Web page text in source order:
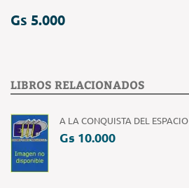
Gs 5.000
LIBROS RELACIONADOS
A LA CONQUISTA DEL ESPACIO
Gs 10.000